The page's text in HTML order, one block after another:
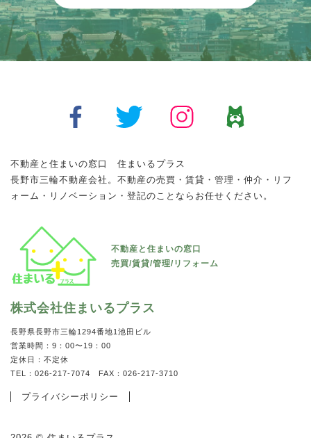
生...
VIEW MORE
サープラスなおえ 202
所在地 :
間取り :
1K
窓から見える田園風景と雄大な山々に囲まれたローカルな環境と
充実した設備が落ち着いた生活をサポートします♪...
VIEW MORE
VIEW MORE
丸山様戸建賃貸住宅A棟
所在地 :
長野県長野市篠ノ井布施高田544-1
賃料 :
人気エリアの戸建て賃貸☆...
VIEW MORE
VIEW MORE
不動産と住まいの窓口 住まいるプラス
長野市三輪不動産会社。不動産の売買・賃貸・管理・仲介・リフ
ォーム・リノベーション・登記のことならお任せください。
不動産と住まいの窓口
売買/賃貸/管理/リフォーム
株式会社住まいるプラス
長野県長野市三輪1294番地1池田ビル
営業時間：9：00〜19：00
定休日：不定休
TEL：026-217-7074 FAX：026-217-3710
プライバシーポリシー